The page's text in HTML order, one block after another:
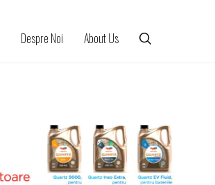
Despre Noi About Us